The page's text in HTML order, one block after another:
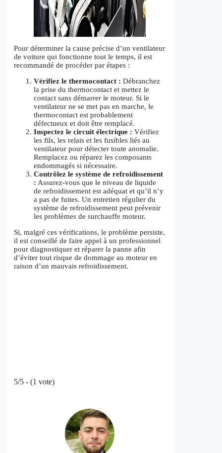
Pour déterminer la cause précise d’un ventilateur
de voiture qui fonctionne tout le temps, il est
recommandé de procéder par étapes :
Vérifiez le thermocontact : Débranchez
la prise du thermocontact et mettez le
contact sans démarrer le moteur. Si le
ventilateur ne se met pas en marche, le
thermocontact est probablement
défectueux et doit être remplacé.
Inspectez le circuit électrique : Vérifiez
les fils, les relais et les fusibles liés au
ventilateur pour détecter toute anomalie.
Remplacez ou réparez les composants
endommagés si nécessaire.
Contrôlez le système de refroidissement
: Assurez-vous que le niveau de liquide
de refroidissement est adéquat et qu’il n’y
a pas de fuites. Un entretien régulier du
système de refroidissement peut prévenir
les problèmes de surchauffe moteur.
Si, malgré ces vérifications, le problème persiste,
il est conseillé de faire appel à un professionnel
pour diagnostiquer et réparer la panne afin
d’éviter tout risque de dommage au moteur en
raison d’un mauvais refroidissement.
5/5 - (1 vote)